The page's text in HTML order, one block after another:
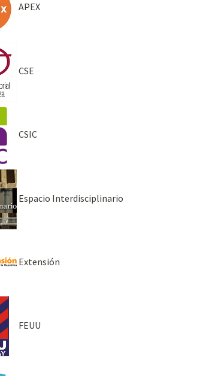
APEX
CSE
CSIC
Espacio Interdisciplinario
Extensión
FEUU